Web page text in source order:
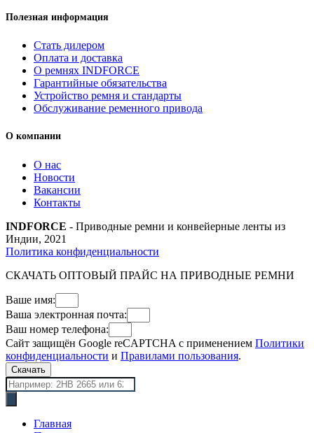
Полезная информация
Стать дилером
Оплата и доставка
О ремнях INDFORCE
Гарантийные обязательства
Устройство ремня и стандарты
Обслуживание ременного привода
О компании
О нас
Новости
Вакансии
Контакты
INDFORCE - Приводные ремни и конвейерные ленты из
Индии, 2021
Политика конфиденциальности
СКАЧАТЬ ОПТОВЫЙ ПРАЙС НА ПРИВОДНЫЕ РЕМНИ
Ваше имя:
Ваша электронная почта:
Ваш номер телефона:
Сайт защищён Google reCAPTCHA с применением Политики
конфиденциальности и Правилами пользования.
Скачать
Поиск
товаров
Главная